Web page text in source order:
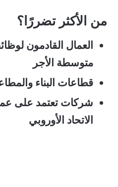
من الأكثر تضررًا؟
العمال القادمون
متوسطة الأجر
قطاعات البناء
شركات تعتمد على
الاتحاد الأوروبي